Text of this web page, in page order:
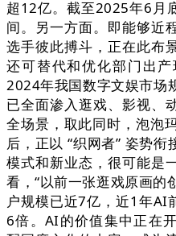
超12亿。截至2025年6月
间。另一方面。即能够近
选手彼此搏斗，正在此布
还可替代和优化部门出产
2024年我国数字文娱市场
已全面渗入逛戏、影视、
全场景，取此同时，泡泡
后，正以 “织网者” 姿势
模式和新业态，很可能是
看，“以前一张逛戏原画的
户规模已近7亿，近1年AI
6倍。AI的价值集中正在